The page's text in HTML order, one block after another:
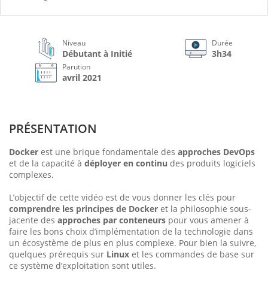
Niveau
Débutant à Initié
Durée
3h34
Parution
avril 2021
PRÉSENTATION
Docker est une brique fondamentale des approches DevOps
et de la capacité à déployer en continu des produits logiciels
complexes.
L’objectif de cette vidéo est de vous donner les clés pour
comprendre les principes de Docker et la philosophie sous-
jacente des approches par conteneurs pour vous amener à
faire les bons choix d’implémentation de la technologie dans
un écosystème de plus en plus complexe. Pour bien la suivre,
quelques prérequis sur Linux et les commandes de base sur
ce système d’exploitation sont utiles.